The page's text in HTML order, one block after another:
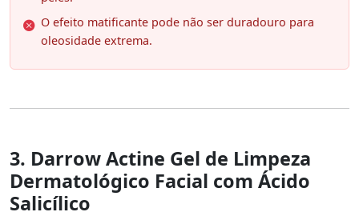
O efeito matificante pode não ser duradouro para
oleosidade extrema.
3. Darrow Actine Gel de Limpeza
Dermatológico Facial com Ácido
Salicílico